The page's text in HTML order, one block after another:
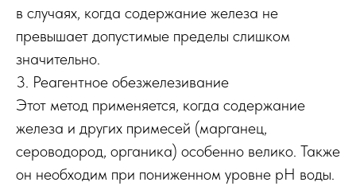
в случаях, когда содержание железа не
превышает допустимые пределы слишком
значительно.
3. Реагентное обезжелезивание
Этот метод применяется, когда содержание
железа и других примесей (марганец,
сероводород, органика) особенно велико. Также
он необходим при пониженном уровне pH воды.